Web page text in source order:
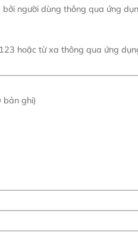
người dùng thông qua ứng
hoặc từ xa thông qua ứng
bản ghi)